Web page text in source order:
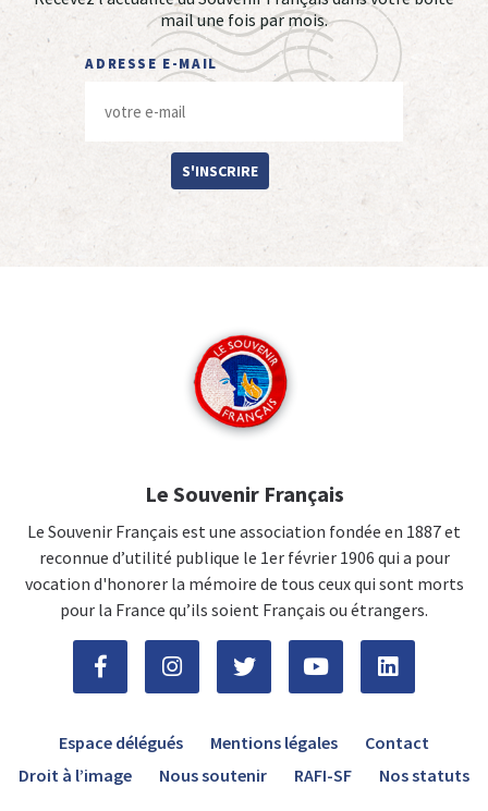
mail une fois par mois.
ADRESSE E-MAIL
S'INSCRIRE
Le Souvenir Français
Le Souvenir Français est une association fondée en 1887 et
reconnue d’utilité publique le 1er février 1906 qui a pour
vocation d'honorer la mémoire de tous ceux qui sont morts
pour la France qu’ils soient Français ou étrangers.
Espace délégués Mentions légales
Contact
Droit à l’image
Nous soutenir RAFI-SF Nos statuts